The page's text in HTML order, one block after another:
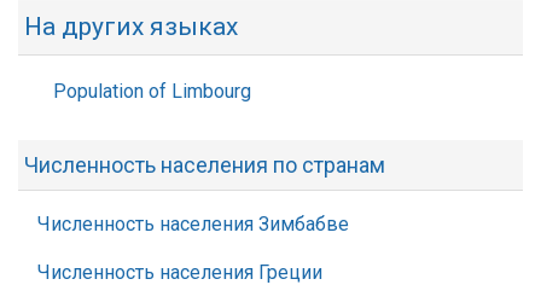
На других языках
Population of Limbourg
Численность населения по странам
Численность населения Зимбабве
Численность населения Греции